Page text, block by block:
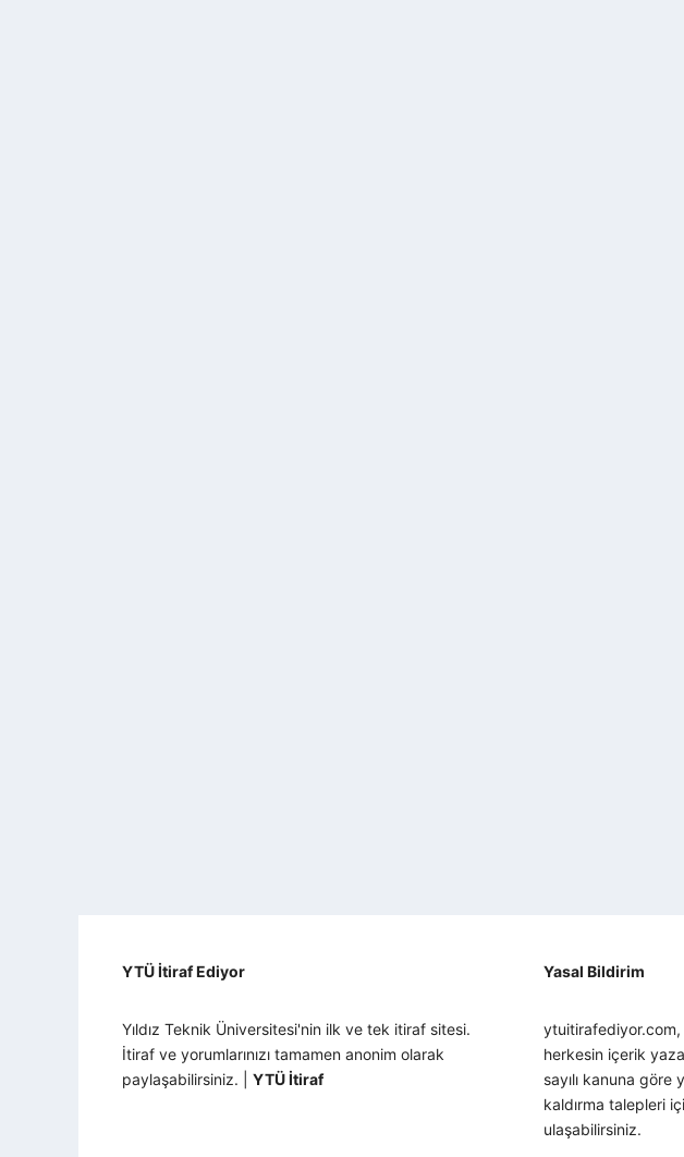
YTÜ İtiraf Ediyor
Yıldız Teknik Üniversitesi'nin ilk ve tek itiraf sitesi.
İtiraf ve yorumlarınızı tamamen anonim olarak
paylaşabilirsiniz. | YTÜ İtiraf
Yasal Bildirim
ytuitirafediyor.com,
herkesin içerik
sayılı kanuna
kaldırma talepleri
ulaşabilirsiniz.